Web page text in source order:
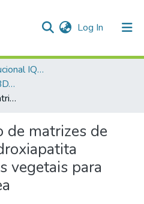
Log In (current)
Repositório Institucional IQSC
Teses e Dissertações (BDTD USP)
Desenvolvimento de matrizes de colágeno/nanohidroxiapatita contendo extratos vegetais para regeneração óssea
de matrizes de
vegetais para